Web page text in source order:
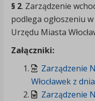
§ 2. Zarządzenie
podlega ogłoszeniu
Urzędu Miasta
Załączniki:
Zarządzenie
Włocławek z
Zarządzenie